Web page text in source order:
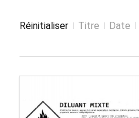
Réinitialiser Titre Date